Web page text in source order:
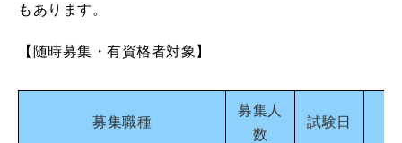
もあります。
【随時募集・有資格者対象】
募集職種
募集人
数
試験日